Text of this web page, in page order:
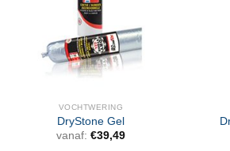
VOCHTWERING
DryStone Gel
vanaf: €39,49